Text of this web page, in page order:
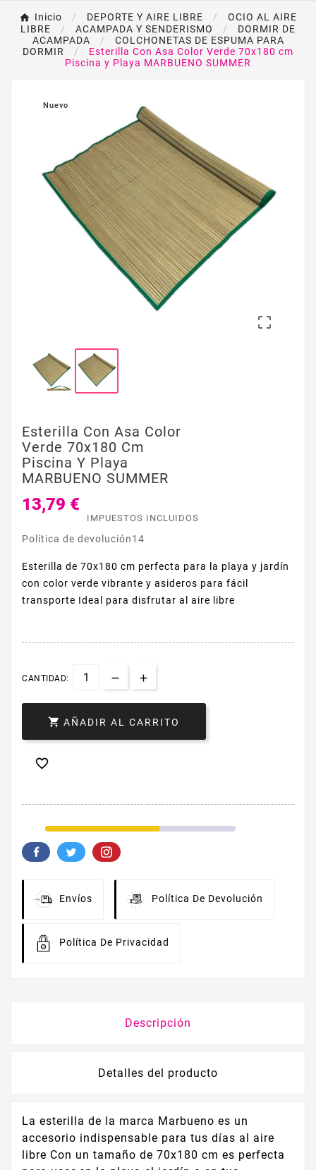
Inicio DEPORTE Y AIRE LIBRE
OCIO AL AIRE
LIBRE
ACAMPADA Y SENDERISMO
DORMIR DE
ACAMPADA
COLCHONETAS DE ESPUMA PARA
DORMIR
Esterilla Con Asa Color Verde 70x180 cm
Piscina y Playa MARBUENO SUMMER
Nuevo

Esterilla Con Asa Color
Verde 70x180 Cm
Piscina Y Playa
MARBUENO SUMMER
13,79 €
IMPUESTOS INCLUIDOS
Política de devolución14
Esterilla de 70x180 cm perfecta para la playa y jardín
con color verde vibrante y asideros para fácil
transporte Ideal para disfrutar al aire libre
CANTIDAD:
 AÑADIR AL CARRITO

Envíos Política De Devolución
Política De Privacidad
Descripción
Detalles del producto
La esterilla de la marca Marbueno es un
accesorio indispensable para tus días al aire
libre Con un tamaño de 70x180 cm es perfecta